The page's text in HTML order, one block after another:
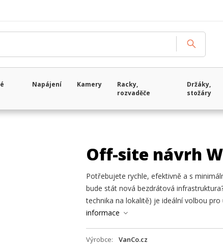
Napájení Kamery
Racky,
rozvaděče
Držáky,
stožáry
Off-site návrh
Potřebujete rychle, efektivně a s
bude stát nová bezdrátová
technika na lokalitě) je ideální volbou
informace
Výrobce VanCo.cz